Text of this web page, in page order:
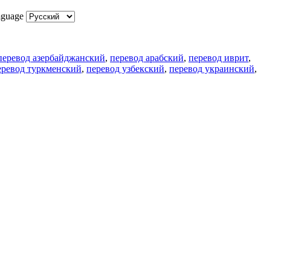
азербайджанский, перевод арабский, перевод иврит,
туркменский, перевод узбекский, перевод украинский,